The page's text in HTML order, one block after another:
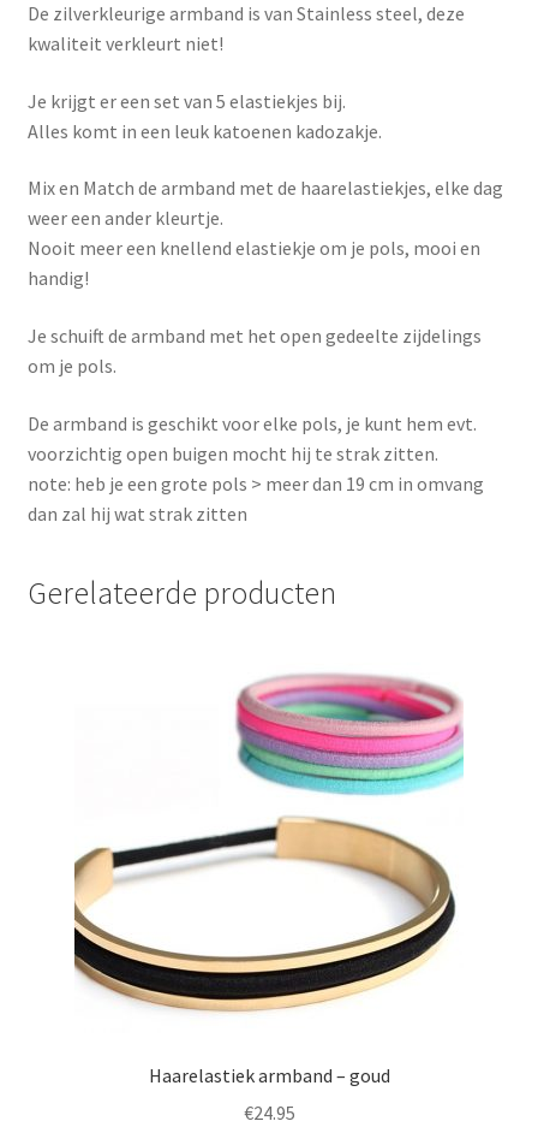
De zilverkleurige armband is van Stainless steel, deze
kwaliteit verkleurt niet!
Je krijgt er een set van 5 elastiekjes bij.
Alles komt in een leuk katoenen kadozakje.
Mix en Match de armband met de haarelastiekjes, elke dag
weer een ander kleurtje.
Nooit meer een knellend elastiekje om je pols, mooi en
handig!
Je schuift de armband met het open gedeelte zijdelings
om je pols.
De armband is geschikt voor elke pols, je kunt hem evt.
voorzichtig open buigen mocht hij te strak zitten.
note: heb je een grote pols > meer dan 19 cm in omvang
dan zal hij wat strak zitten
Gerelateerde producten
Haarelastiek armband – goud
€24.95